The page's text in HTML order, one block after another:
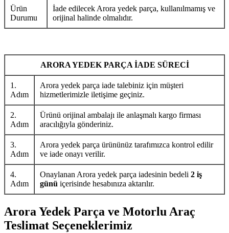
Ürün
Durumu
İade edilecek Arora yedek parça, kullanılmamış ve
orijinal halinde olmalıdır.
ARORA YEDEK PARÇA İADE SÜRECİ
1.
Adım
Arora yedek parça iade talebiniz için müşteri
hizmetlerimizle iletişime geçiniz.
2.
Adım
Ürünü orijinal ambalajı ile anlaşmalı kargo firması
aracılığıyla gönderiniz.
3.
Adım
Arora yedek parça ürününüz tarafımızca kontrol edilir
ve iade onayı verilir.
4.
Adım
Onaylanan Arora yedek parça iadesinin bedeli 2 iş
günü içerisinde hesabınıza aktarılır.
Arora Yedek Parça ve Motorlu Araç
Teslimat Seçeneklerimiz